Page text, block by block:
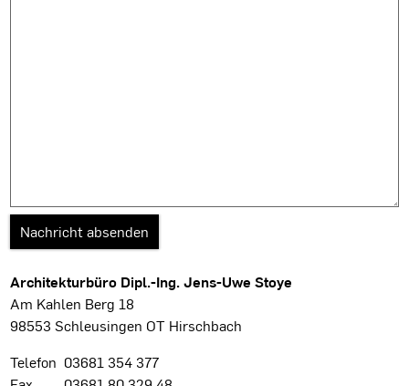
Architekturbüro Dipl.-Ing. Jens-Uwe Stoye
Am Kahlen Berg 18
98553 Schleusingen OT Hirschbach
Telefon 03681 354 377